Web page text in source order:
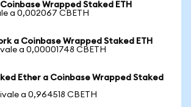
Wrapped Staked ETH
a 0,002067 CBETH
a Coinbase Wrapped Staked ETH
a 0,00001748 CBETH
Ether a Coinbase Wrapped Staked
a 0,964518 CBETH